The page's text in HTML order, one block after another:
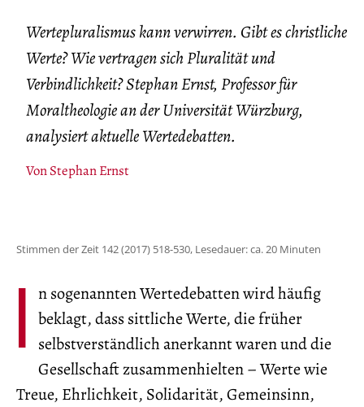
Wertepluralismus kann verwirren. Gibt es christliche
Werte? Wie vertragen sich Pluralität und
Verbindlichkeit? Stephan Ernst, Professor für
Moraltheologie an der Universität Würzburg,
analysiert aktuelle Wertedebatten.
VonStephan Ernst
Stimmen der Zeit 142 (2017) 518-530, Lesedauer: ca. 20 Minuten
I n sogenannten Wertedebatten wird häufig
beklagt, dass sittliche Werte, die früher
selbstverständlich anerkannt waren und die
Gesellschaft zusammenhielten – Werte wie
Treue, Ehrlichkeit, Solidarität, Gemeinsinn,